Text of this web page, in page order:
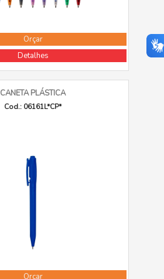
Orçar
Detalhes
CANETA PLÁSTICA
Cod.: 06161L*CP*
Orçar